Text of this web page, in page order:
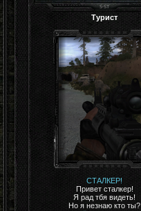
Турист
СТАЛКЕР!
Привет сталкер!
Я рад тбя видеть!
Но я незнаю кто ты?